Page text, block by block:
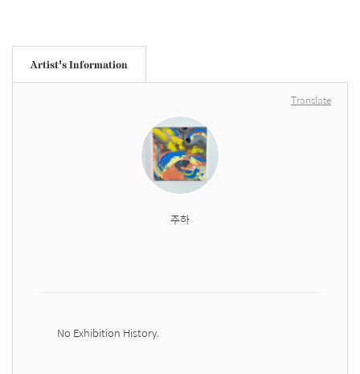
Artist's Information
Translate
주하
No Exhibition History.